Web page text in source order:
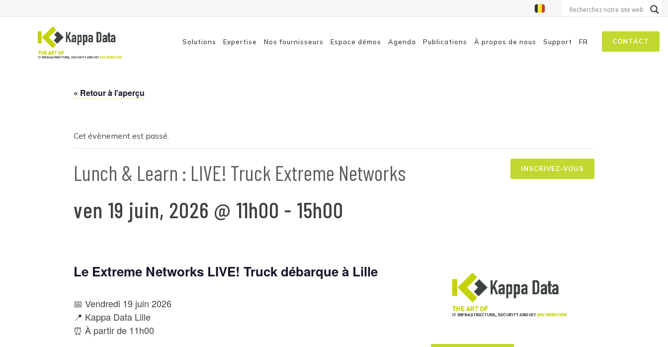
CONTACT
Solutions
Sauvegarde
Sécurité réseau
Expertise Nos fournisseurs Espace démos Agenda Publications À propos de nous Support FR
« Retour à l'aperçu
Cet évènement est passé.
INSCRIVEZ-VOUS
Lunch & Learn : LIVE! Truck Extreme Networks
ven 19 juin, 2026 @ 11h00 - 15h00
Le Extreme Networks LIVE! Truck débarque à Lille
📅 Vendredi 19 juin 2026
📍 Kappa Data Lille
⏰ À partir de 11h00